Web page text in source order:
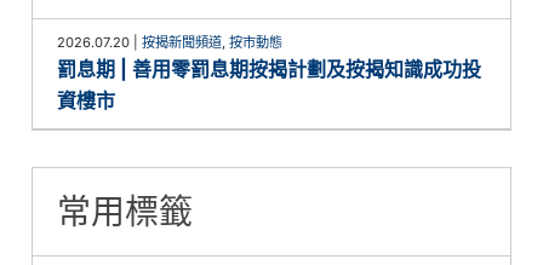
2026.07.20 |按揭新聞頻道 ,按市動態
罰息期 | 善用零罰息期按揭計劃及按揭知識成功投
資樓市
常用標籤